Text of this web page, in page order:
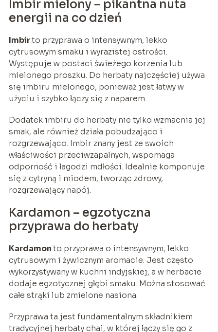
Imbir mielony – pikantna nuta
energii na co dzień
Imbirto przyprawa o intensywnym, lekko
cytrusowym smaku i wyrazistej ostrości.
Występuje w postaci świeżego korzenia lub
mielonego proszku. Do herbaty najczęściej używa
się imbiru mielonego, ponieważ jest łatwy w
użyciu i szybko łączy się z naparem.
Dodatek imbiru do herbaty nie tylko wzmacnia jej
smak, ale również działa pobudzająco i
rozgrzewająco. Imbir znany jest ze swoich
właściwości przeciwzapalnych, wspomaga
odporność i łagodzi mdłości. Idealnie komponuje
się z cytryną i miodem, tworząc zdrowy,
rozgrzewający napój.
Kardamon – egzotyczna
przyprawa do herbaty
Kardamonto przyprawa o intensywnym, lekko
cytrusowym i żywicznym aromacie. Jest często
wykorzystywany w kuchni indyjskiej, a w herbacie
dodaje egzotycznej głębi smaku. Można stosować
całe strąki lub zmielone nasiona.
Przyprawa ta jest fundamentalnym składnikiem
tradycyjnej herbaty chai, w której łączy się go z